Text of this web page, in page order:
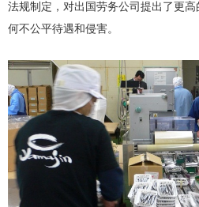
法规制定，对出国劳务公司提出了更
何不公平待遇和侵害。